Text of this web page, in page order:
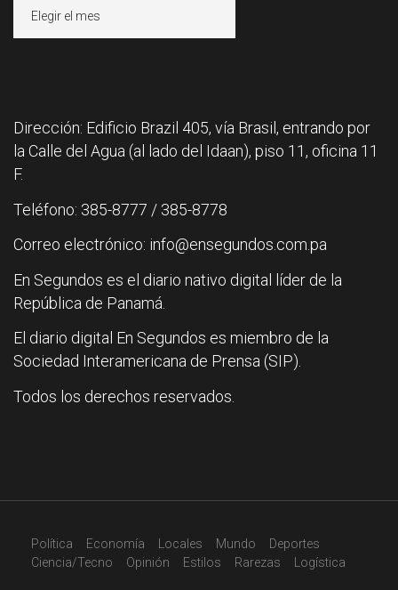
Dirección: Edificio Brazil 405, vía Brasil, entrando por
la Calle del Agua (al lado del Idaan), piso 11, oficina 11
F.
Teléfono: 385-8777 / 385-8778
Correo electrónico: info@ensegundos.com.pa
En Segundos es el diario nativo digital líder de la
República de Panamá.
El diario digital En Segundos es miembro de la
Sociedad Interamericana de Prensa (SIP).
Todos los derechos reservados.
Política Economía Locales Mundo
Deportes
Ciencia/Tecno
Opinión Estilos Rarezas Logística